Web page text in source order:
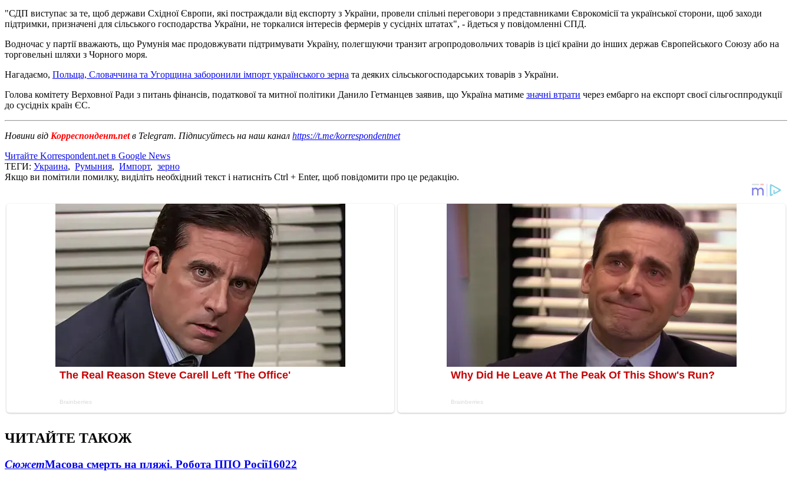
"СДП виступає за те, щоб держави Східної Європи, які постраждали від експорту з України, провели спільні переговори з представниками Єврокомісії та української сторони, щоб заходи
підтримки, призначені для сільського господарства України, не торкалися інтересів фермерів у сусідніх штатах", - йдеться у повідомленні СПД.
Водночас у партії вважають, що Румунія має продовжувати підтримувати Україну, полегшуючи транзит агропродовольчих товарів із цієї країни до інших держав Європейського Союзу або на
торговельні шляхи з Чорного моря.
Нагадаємо, Польща, Словаччина та Угорщина заборонили імпорт українського зерна та деяких сільськогосподарських товарів з України.
Голова комітету Верховної Ради з питань фінансів, податкової та митної політики Данило Гетманцев заявив, що Україна матиме значні втрати через ембарго на експорт своєї сільгосппродукції
до сусідніх країн ЄС.
Новини від Корреспондент.netв Telegram. Підписуйтесь на наш канал https://t.me/korrespondentnet
Читайте Korrespondent.net в Google News
ТЕГИ: Украина, Румыния, Импорт, зерно
Якщо ви помітили помилку, виділіть необхідний текст і натисніть Ctrl + Enter, щоб повідомити про це редакцію.
ЧИТАЙТЕ ТАКОЖ
СюжетМасова смерть на пляжі. Робота ППО Росії16022